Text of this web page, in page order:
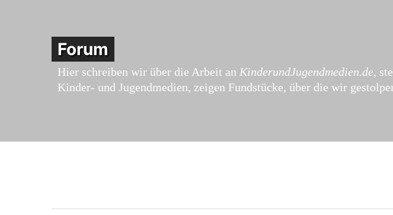
Forum
Hier schreiben wir über die Arbeit an KinderundJugendmedien.de,
Kinder- und Jugendmedien, zeigen Fundstücke, über die wir